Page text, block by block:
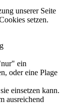
unserer Seite
setzen.
ein
oder eine Plage
einsetzen kann.
ausreichend